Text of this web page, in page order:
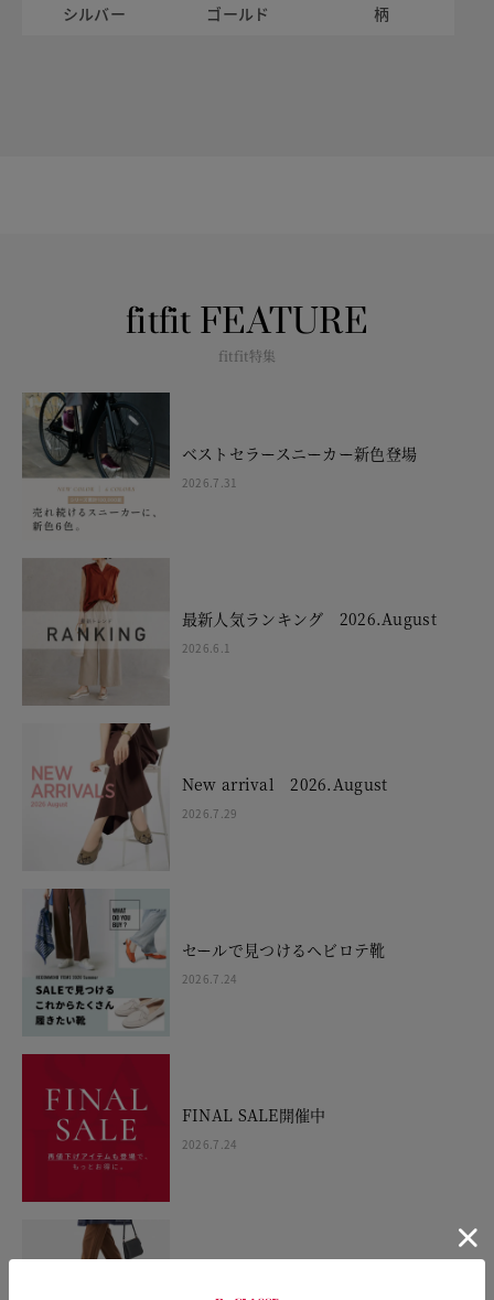
シルバー
ゴールド 柄
fitfit FEATURE
fitfit特集
ベストセラースニーカー新色登場
2026.7.31
最新人気ランキング 2026.August
2026.6.1
New arrival 2026.August
2026.7.29
セールで見つけるヘビロテ靴
2026.7.24
FINAL SALE開催中
2026.7.24